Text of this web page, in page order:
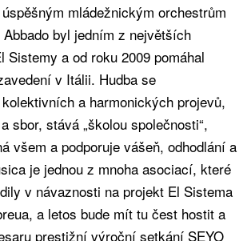
mládežnickým orchestrům
byl jedním z největších
Sistemy a od roku 2009 pomáhal
v Itálii. Hudba se
a harmonických projevů,
sbor, stává „školou společnosti“,
všem a podporuje vášeň, odhodlání a
je jednou z mnoha asociací, které
v návaznosti na projekt El Sistema
a letos bude mít tu čest hostit a
prestižní výroční setkání SEYO